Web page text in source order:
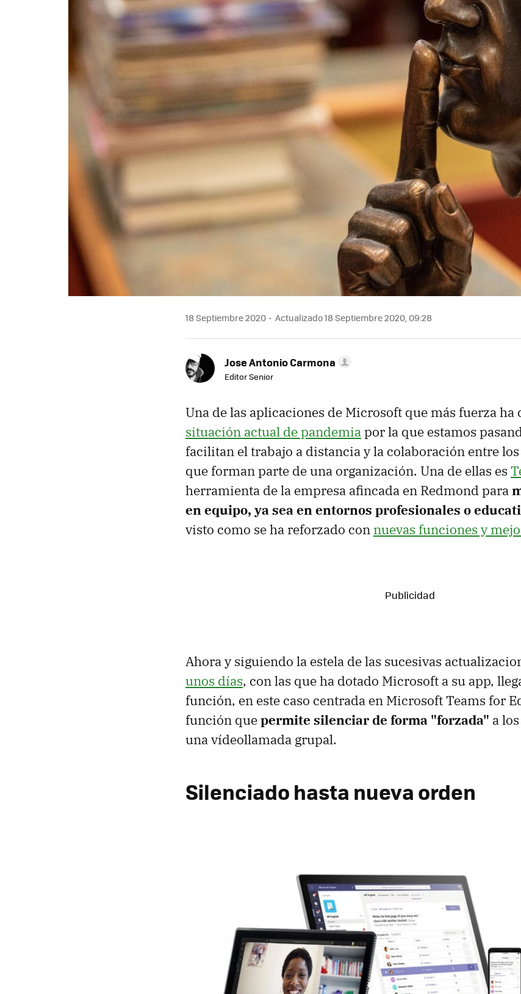
18 Septiembre 2020 Actualizado 18 Septiembre 2020, 09:28
Jose Antonio Carmona
Editor Senior
Una de las aplicaciones de Microsoft que más fuerza ha
situación actual de pandemiapor la que estamos
facilitan el trabajo a distancia y la colaboración entre
que forman parte de una organización. Una de ellas es
herramienta de la empresa afincada en Redmond para
en equipo, ya sea en entornos profesionales o
visto como se ha reforzado con nuevas funciones y
Ahora y siguiendo la estela de las sucesivas
unos días, con las que ha dotado Microsoft a su app,
función, en este caso centrada en Microsoft Teams for
función quepermite silenciar de forma "forzada" a
una vídeollamada grupal.
Silenciado hasta nueva orden